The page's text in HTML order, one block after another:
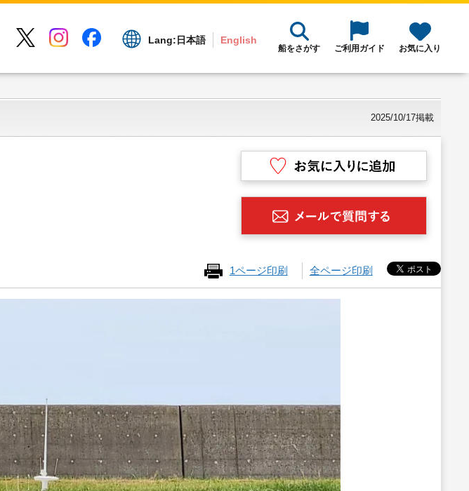
Lang: 日本語 English
船をさがす ご利用ガイド お気に入り
2025/10/17掲載
1ページ印刷 全ページ印刷